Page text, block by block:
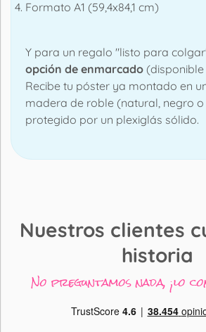
Formato A1 (59,4x84,1 cm)
Y para un regalo "listo para
opción de enmarcado (disponible
Recibe tu póster ya montado en
madera de roble (natural, negro o
protegido por un plexiglás sólido.
Nuestros clientes
historia
No preguntamos nada, ¡lo